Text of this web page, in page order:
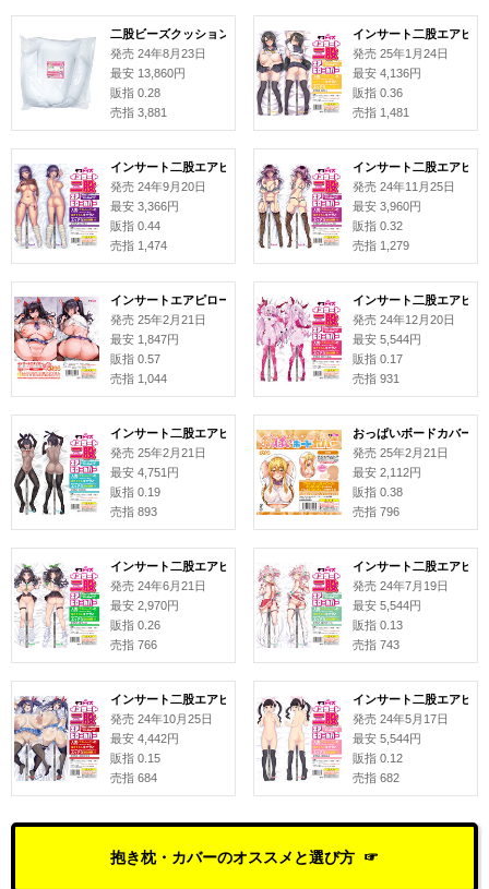
二股ビーズクッション 本体
発売 24年8月23日
最安 13,860円
販指 0.28
売指 3,881
インサート二股エアピ
発売 25年1月24日
最安 4,136円
販指 0.36
売指 1,481
インサート二股エアピローカバー#158 ねこ電力
発売 24年9月20日
最安 3,366円
販指 0.44
売指 1,474
インサート二股エアピ
発売 24年11月25日
最安 3,960円
販指 0.32
売指 1,279
インサートエアピロー用枕カバー#344 合歓垣天音 イラスト:がなり龍
発売 25年2月21日
最安 1,847円
販指 0.57
売指 1,044
インサート二股エアピ
発売 24年12月20日
最安 5,544円
販指 0.17
売指 931
インサート二股エアピローカバー#163 DENB
発売 25年2月21日
最安 4,751円
販指 0.19
売指 893
おっぱいボードカバー
発売 25年2月21日
最安 2,112円
販指 0.38
売指 796
インサート二股エアピローカバー#155 桜ちょみ
発売 24年6月21日
最安 2,970円
販指 0.26
売指 766
インサート二股エアピロ
発売 24年7月19日
最安 5,544円
販指 0.13
売指 743
インサート二股エアピローカバー#159 合歓垣天音 イラスト:
発売 24年10月25日
最安 4,442円
販指 0.15
売指 684
インサート二股エアピロ
発売 24年5月17日
最安 5,544円
販指 0.12
売指 682
抱き枕・カバーのオススメと選び方